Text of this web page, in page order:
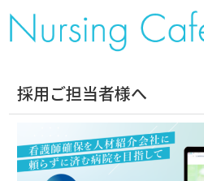
採用ご担当者様へ